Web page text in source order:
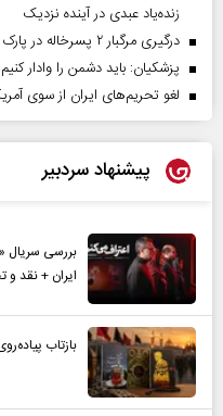
زنده‌یاد عبدی در آینده نزدیک
درگیری مرگبار ۲ پسرخاله در پارک
پزشکیان: باید دشمن را وادار
لغو تحریم‌های ایران از سوی
پیشنهاد سردبیر
بررسی سریال
ایران + نقد و
بازتاب